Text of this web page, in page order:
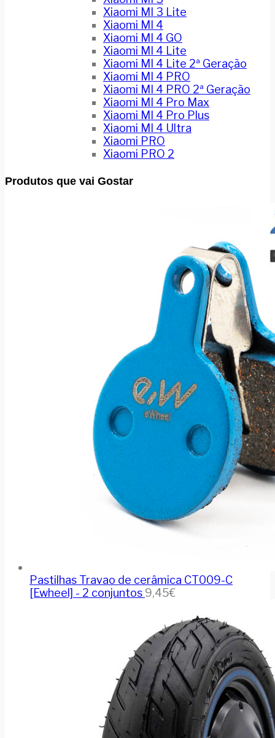
Xiaomi MI 3 Lite
Xiaomi MI 4
Xiaomi MI 4 GO
Xiaomi MI 4 Lite
Xiaomi MI 4 Lite 2ª Geração
Xiaomi MI 4 PRO
Xiaomi MI 4 PRO 2ª Geração
Xiaomi MI 4 Pro Max
Xiaomi MI 4 Pro Plus
Xiaomi MI 4 Ultra
Xiaomi PRO
Xiaomi PRO 2
Produtos que vai Gostar
Pastilhas Travao de cerâmica CT009-C
[Ewheel] - 2 conjuntos 9,45€